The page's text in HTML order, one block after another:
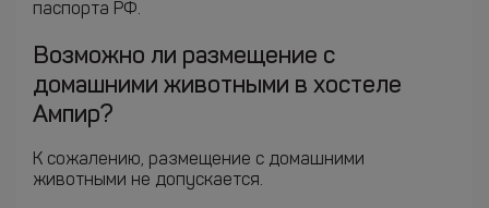
паспорта РФ.
Возможно ли размещение с
домашними животными в хостеле
Ампир?
К сожалению, размещение с домашними
животными не допускается.